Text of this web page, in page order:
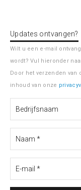
Updates ontvangen?
Wilt u een e-mail
wordt? Vul hieronder
Door het verzenden
inhoud van onze